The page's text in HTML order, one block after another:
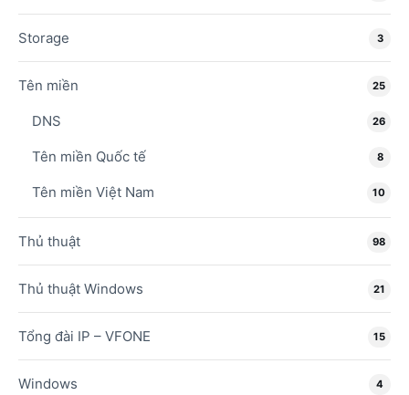
Storage 3
Tên miền 25
DNS 26
Tên miền Quốc tế 8
Tên miền Việt Nam 10
Thủ thuật 98
Thủ thuật Windows 21
Tổng đài IP – VFONE 15
Windows 4